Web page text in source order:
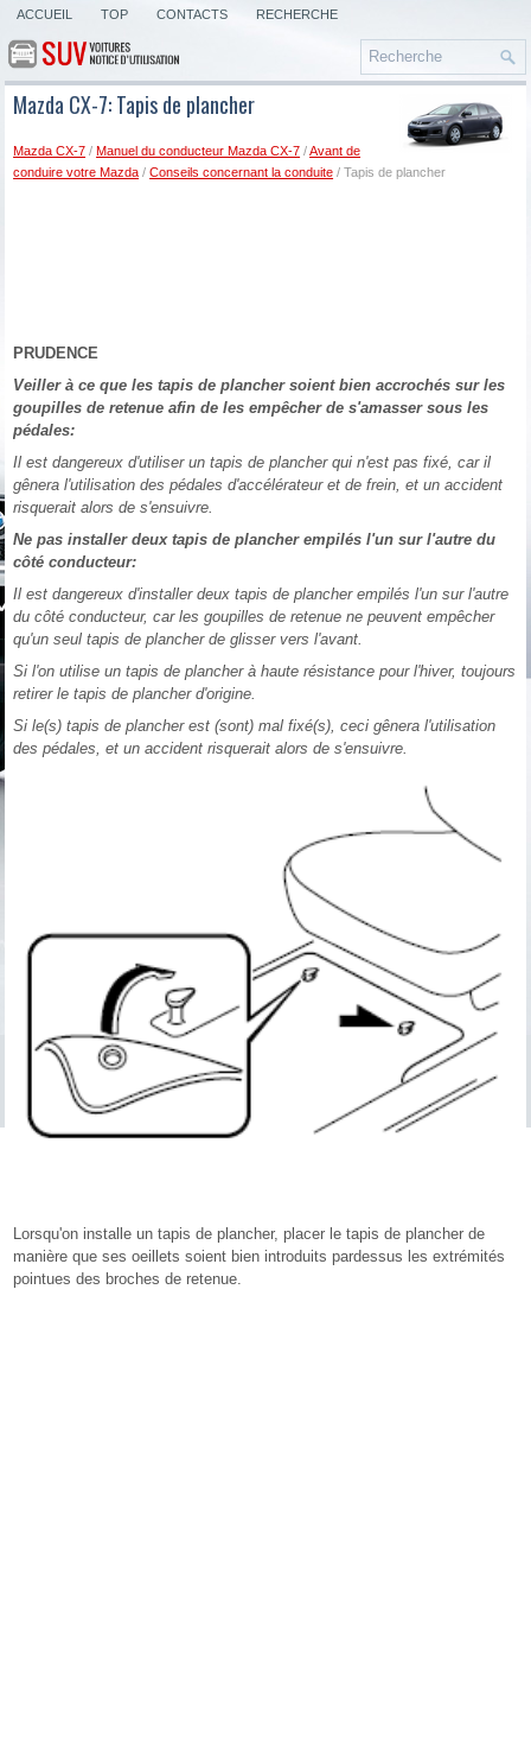
ACCUEIL TOP CONTACTS RECHERCHE
Mazda CX-7: Tapis de plancher
Mazda CX-7 /Manuel du conducteur Mazda CX-7 /Avant de
conduire votre Mazda /Conseils concernant la conduite / Tapis de plancher
PRUDENCE
Veiller à ce que les tapis de plancher soient bien accrochés sur les
goupilles de retenue afin de les empêcher de s'amasser sous les
pédales:
Il est dangereux d'utiliser un tapis de plancher qui n'est pas fixé, car il
gênera l'utilisation des pédales d'accélérateur et de frein, et un accident
risquerait alors de s'ensuivre.
Ne pas installer deux tapis de plancher empilés l'un sur l'autre du
côté conducteur:
Il est dangereux d'installer deux tapis de plancher empilés l'un sur l'autre
du côté conducteur, car les goupilles de retenue ne peuvent empêcher
qu'un seul tapis de plancher de glisser vers l'avant.
Si l'on utilise un tapis de plancher à haute résistance pour l'hiver, toujours
retirer le tapis de plancher d'origine.
Si le(s) tapis de plancher est (sont) mal fixé(s), ceci gênera l'utilisation
des pédales, et un accident risquerait alors de s'ensuivre.
Lorsqu'on installe un tapis de plancher, placer le tapis de plancher de
manière que ses oeillets soient bien introduits pardessus les extrémités
pointues des broches de retenue.